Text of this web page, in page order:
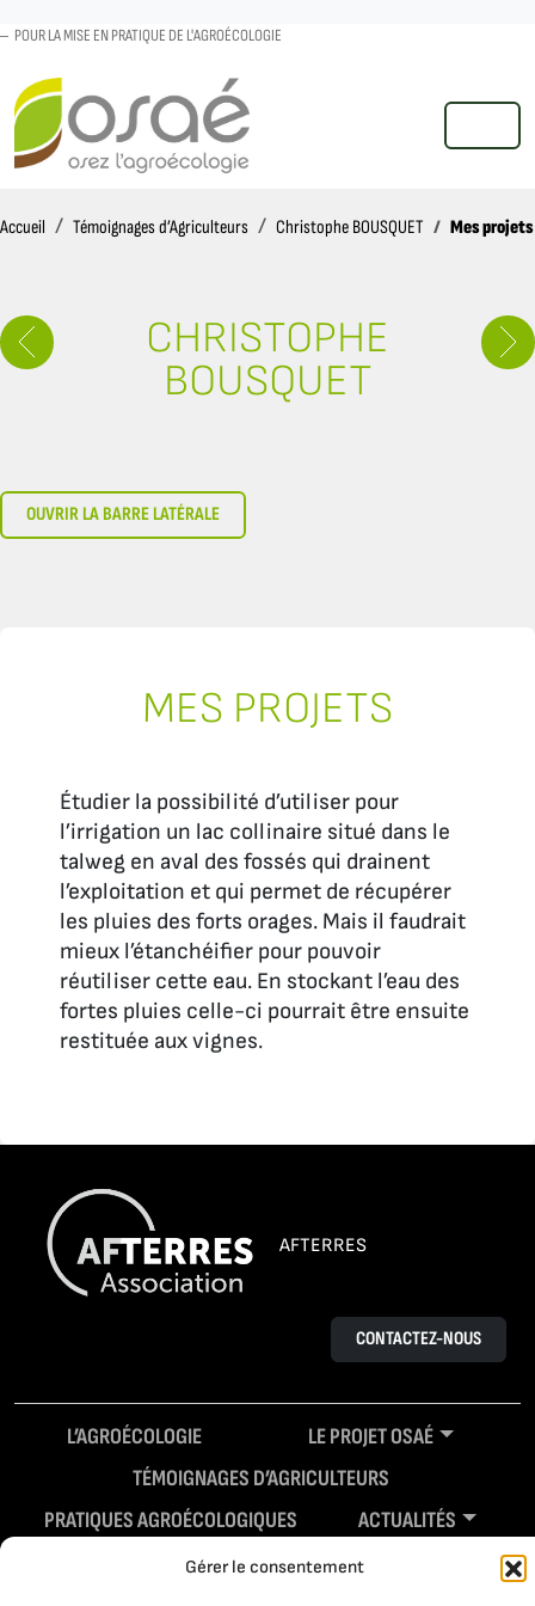
Gérer le consentement
POUR LA MISE EN PRATIQUE DE L'AGROÉCOLOGIE
MENU
Accueil AccueilTémoignages d’Agriculteurs Christophe BOUSQUET Mes projets
CHRISTOPHE
BOUSQUET
OUVRIR LA BARRE LATÉRALE
MES PROJETS
Étudier la possibilité d’utiliser pour
l’irrigation un lac collinaire situé dans le
talweg en aval des fossés qui drainent
l’exploitation et qui permet de récupérer
les pluies des forts orages. Mais il faudrait
mieux l’étanchéifier pour pouvoir
réutiliser cette eau. En stockant l’eau des
fortes pluies celle-ci pourrait être ensuite
restituée aux vignes.
AFTERRES
CONTACTEZ-NOUS
L’AGROÉCOLOGIE
LE PROJET OSAÉ
TÉMOIGNAGES D’AGRICULTEURS
PRATIQUES AGROÉCOLOGIQUES
ACTUALITÉS
RESSOURCES